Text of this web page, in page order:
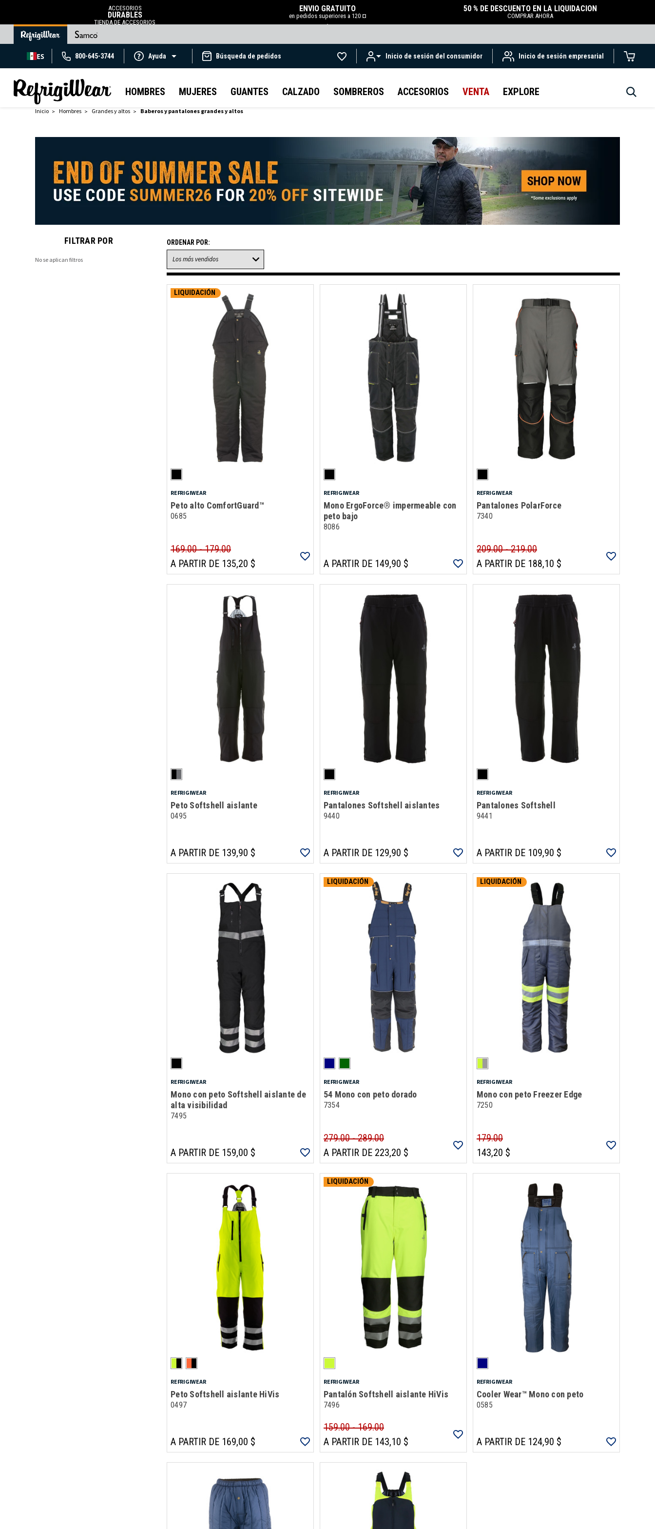
ACCESORIOS
DURABLES
TIENDA DE ACCESORIOS
ENVÍO GRATUITO
en pedidos superiores a 120 ¤
.
50 % DE DESCUENTO EN LA LIQUIDACIÓN
COMPRAR AHORA
ES 800-645-3744 Ayuda Búsqueda de pedidos Inicio de sesión del consumidor Inicio de sesión empresarial
HOMBRES MUJERES GUANTES CALZADO SOMBREROS ACCESORIOS VENTA EXPLORE
Inicio Hombres Grandes y altos Baberos y pantalones grandes y altos
FILTRAR POR
No se aplican filtros
ORDENAR POR:
LIQUIDACIÓN
REFRIGIWEAR
Peto alto ComfortGuard™
0685
169.00 - 179.00
A PARTIR DE 135,20 $
REFRIGIWEAR
Mono ErgoForce® impermeable con
peto bajo
8086
A PARTIR DE 149,90 $
REFRIGIWEAR
Pantalones PolarForce
7340
209.00 - 219.00
A PARTIR DE 188,10 $
REFRIGIWEAR
Peto Softshell aislante
0495
A PARTIR DE 139,90 $
REFRIGIWEAR
Pantalones Softshell aislantes
9440
A PARTIR DE 129,90 $
REFRIGIWEAR
Pantalones Softshell
9441
A PARTIR DE 109,90 $
REFRIGIWEAR
Mono con peto Softshell aislante de
alta visibilidad
7495
A PARTIR DE 159,00 $
LIQUIDACIÓN
REFRIGIWEAR
54 Mono con peto dorado
7354
279.00 - 289.00
A PARTIR DE 223,20 $
LIQUIDACIÓN
REFRIGIWEAR
Mono con peto Freezer Edge
7250
179.00
143,20 $
REFRIGIWEAR
Peto Softshell aislante HiVis
0497
A PARTIR DE 169,00 $
LIQUIDACIÓN
REFRIGIWEAR
Pantalón Softshell aislante HiVis
7496
159.00 - 169.00
A PARTIR DE 143,10 $
REFRIGIWEAR
Cooler Wear™ Mono con peto
0585
A PARTIR DE 124,90 $